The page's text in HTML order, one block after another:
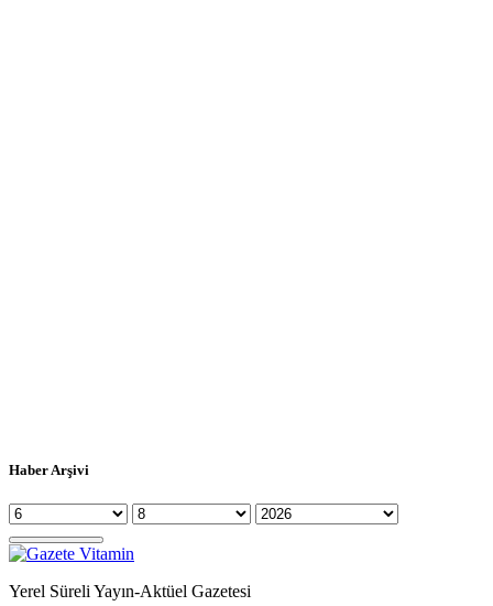
Haber Arşivi
Yerel Süreli Yayın-Aktüel Gazetesi